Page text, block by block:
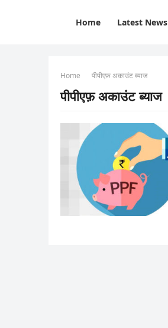
Home Latest News
Home पीपीएफ़ अकाउंट ब्याज
पीपीएफ़ अकाउंट ब्याज